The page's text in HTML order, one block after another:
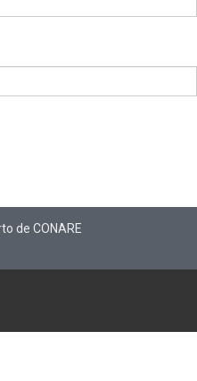
de CONARE